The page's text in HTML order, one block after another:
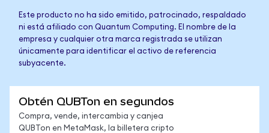
Este producto no ha sido emitido, patrocinado, respaldado
ni está afiliado con Quantum Computing. El nombre de la
empresa y cualquier otra marca registrada se utilizan
únicamente para identificar el activo de referencia
subyacente.
Obtén QUBTon en segundos
Compra, vende, intercambia y canjea
QUBTon en MetaMask, la billetera cripto